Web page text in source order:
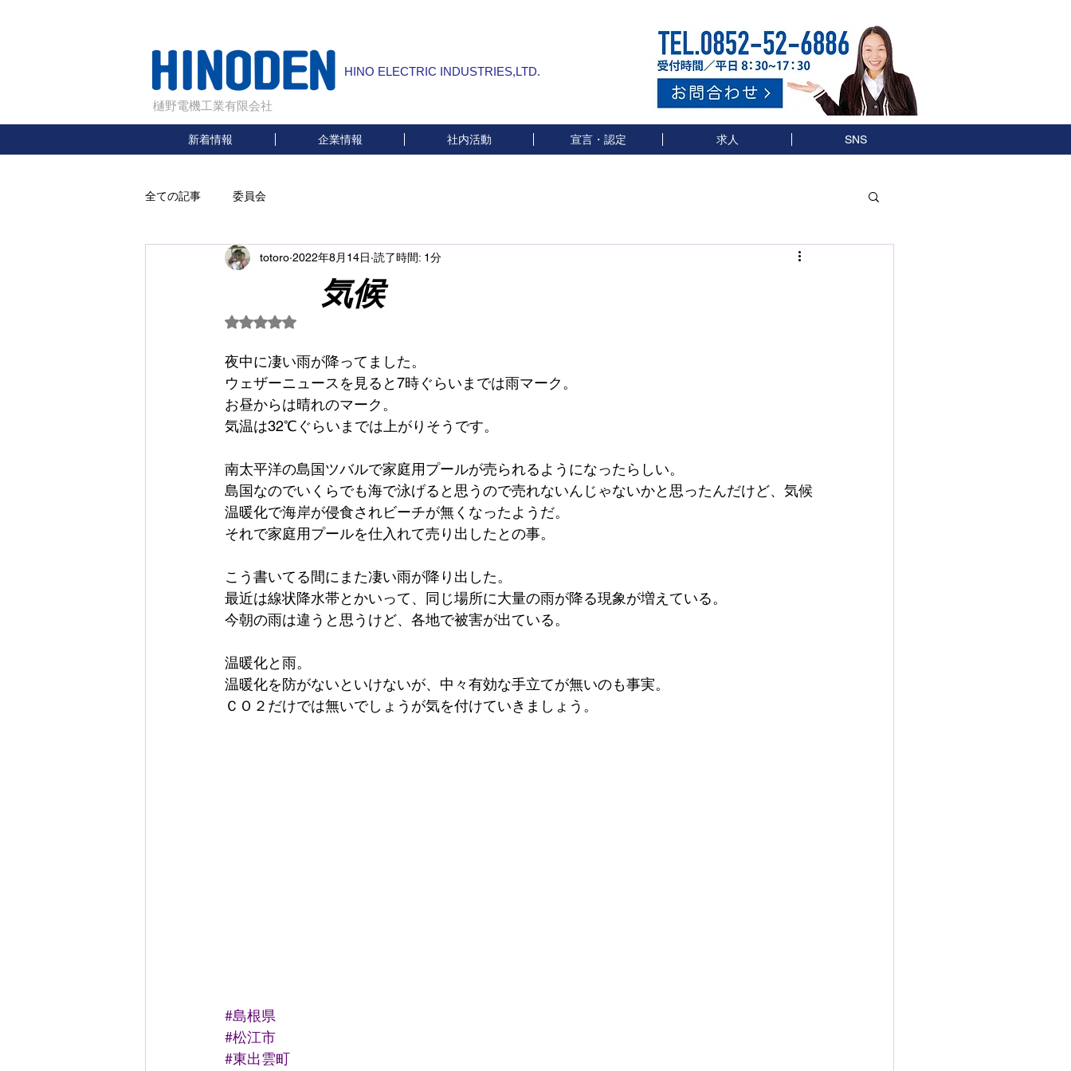
樋野電機工業有限会社
HINO ELECTRIC INDUSTRIES,LTD.
新着情報 企業情報 社内活動 宣言・認定 求人 SNS
全ての記事 委員会
気候
totoro 2022年8月14日 読了時間: 1分
5つ星のうちNaNと評価されています。
夜中に凄い雨が降ってました。
ウェザーニュースを見ると7時ぐらいまでは雨マーク。
お昼からは晴れのマーク。
気温は32℃ぐらいまでは上がりそうです。
南太平洋の島国ツバルで家庭用プールが売られるようになったらしい。
島国なのでいくらでも海で泳げると思うので売れないんじゃないかと思ったんだけど、気候
温暖化で海岸が侵食されビーチが無くなったようだ。
それで家庭用プールを仕入れて売り出したとの事。
こう書いてる間にまた凄い雨が降り出した。
最近は線状降水帯とかいって、同じ場所に大量の雨が降る現象が増えている。
今朝の雨は違うと思うけど、各地で被害が出ている。
温暖化と雨。
温暖化を防がないといけないが、中々有効な手立てが無いのも事実。
ＣＯ２だけでは無いでしょうが気を付けていきましょう。
#島根県
#松江市
#東出雲町